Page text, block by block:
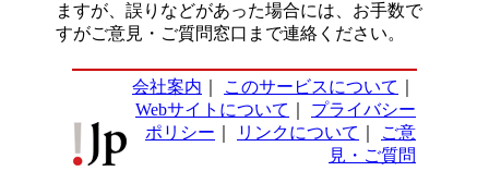
ますが、誤りなどがあった場合には、お手数で
すがご意見・ご質問窓口まで連絡ください。
会社案内 このサービスについて
Webサイトについて
プライバシー
ポリシー
リンクについて
ご意
見・ご質問